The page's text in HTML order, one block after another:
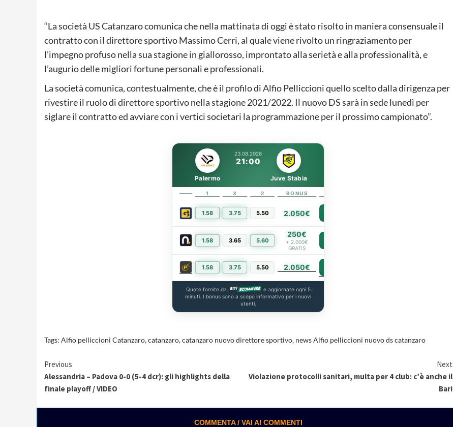
“La società US Catanzaro comunica che nella mattinata di oggi è stato risolto in maniera consensuale il
contratto con il direttore sportivo Massimo Cerri, al quale viene rivolto un ringraziamento per
l’impegno profuso nella sua stagione in giallorosso, improntato alla serietà e alla professionalità, e
l’augurio delle migliori fortune personali e professionali.
La società comunica, contestualmente, che è il profilo di Alfio Pelliccioni quello scelto dalla dirigenza per
rivestire il ruolo di direttore sportivo nella stagione 2021/2022. Il nuovo DS sarà in sede lunedì per
siglare il contratto ed avviare con i vertici societari la programmazione per il prossimo campionato”.
23.08.2026
21:00
Palermo Juve Stabia
1 X 2 BONUS
1.58 3.75 5.50 2.050€
1.58 3.65 5.60
250€
+ 2.000€
GRATIS
1.58 3.75 5.50 2.050€
Quote fornite da
e aggiornate ogni 5
minuti. I bonus sono a scopo informativo per i nuovi
utenti.
Tags: Alfio pelliccioni Catanzaro,catanzaro,catanzaro nuovo direttore sportivo, news Alfio pelliccioni nuovo ds catanzaro
Continue
Reading
Previous
Alessandria – Padova 0-0 (5-4 dcr): gli highlights della
finale playoff / VIDEO
Next
Violazione protocolli sanitari, multa per 4 club: c’è anche il
Bari
COMMENTA / VAI AI COMMENTI